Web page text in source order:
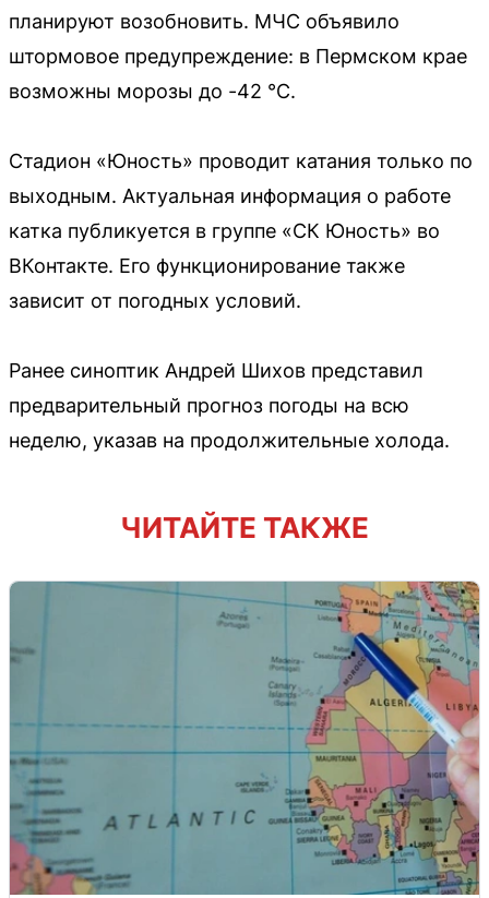
планируют возобновить. МЧС объявило
штормовое предупреждение: в Пермском крае
возможны морозы до -42 °С.
Стадион «Юность» проводит катания только по
выходным. Актуальная информация о работе
катка публикуется в группе «СК Юность» во
ВКонтакте. Его функционирование также
зависит от погодных условий.
Ранее синоптик Андрей Шихов представил
предварительный прогноз погоды на всю
неделю, указав на продолжительные холода.
ЧИТАЙТЕ ТАКЖЕ